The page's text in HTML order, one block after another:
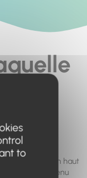
à
de recherche en haut
trouver le contenu
to